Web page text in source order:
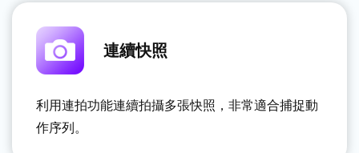
連續快照
利用連拍功能連續拍攝多張快照，非常適合捕捉動
作序列。